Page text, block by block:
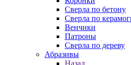
Сверла по бетону
Сверла по
Венчики
Патроны
Сверла по дереву
Абразивы
Назад